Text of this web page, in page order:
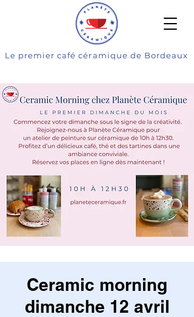
Le premier café céramique de Bordeaux
Ceramic morning
dimanche 12 avril